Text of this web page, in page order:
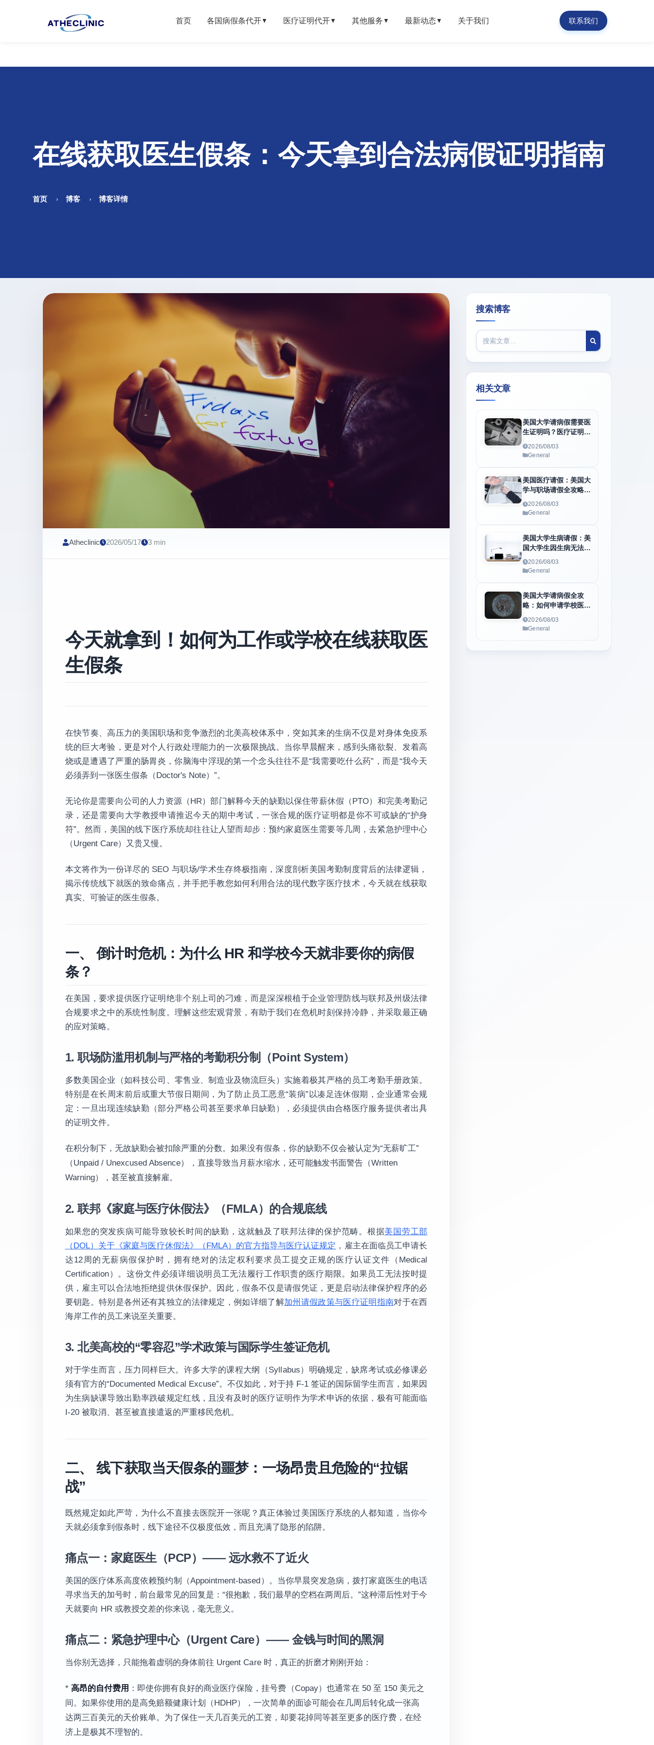
首页 各国病假条代开▼ 医疗证明代开▼ 其他服务 ▼ 最新动态▼ 关于我们 联系我们
在线获取医生假条：今天拿到合法病假证明指南
首页 博客 博客详情
Atheclinic 2026/05/17 3 min
今天就拿到！如何为工作或学校在线获取医
生假条
在快节奏、高压力的美国职场和竞争激烈的北美高校体系中，突如其来的生病不仅是对身体免疫系
统的巨大考验，更是对个人行政处理能力的一次极限挑战。当你早晨醒来，感到头痛欲裂、发着高
烧或是遭遇了严重的肠胃炎，你脑海中浮现的第一个念头往往不是“我需要吃什么药”，而是“我今天
必须弄到一张医生假条（Doctor's Note）”。
无论你是需要向公司的人力资源（HR）部门解释今天的缺勤以保住带薪休假（PTO）和完美考勤记
录，还是需要向大学教授申请推迟今天的期中考试，一张合规的医疗证明都是你不可或缺的“护身
符”。然而，美国的线下医疗系统却往往让人望而却步：预约家庭医生需要等几周，去紧急护理中心
（Urgent Care）又贵又慢。
本文将作为一份详尽的 SEO 与职场/学术生存终极指南，深度剖析美国考勤制度背后的法律逻辑，
揭示传统线下就医的致命痛点，并手把手教您如何利用合法的现代数字医疗技术，今天就在线获取
真实、可验证的医生假条。
一、 倒计时危机：为什么 HR 和学校今天就非要你的病假
条？
在美国，要求提供医疗证明绝非个别上司的刁难，而是深深根植于企业管理防线与联邦及州级法律
合规要求之中的系统性制度。理解这些宏观背景，有助于我们在危机时刻保持冷静，并采取最正确
的应对策略。
1. 职场防滥用机制与严格的考勤积分制（Point System）
多数美国企业（如科技公司、零售业、制造业及物流巨头）实施着极其严格的员工考勤手册政策。
特别是在长周末前后或重大节假日期间，为了防止员工恶意“装病”以凑足连休假期，企业通常会规
定：一旦出现连续缺勤（部分严格公司甚至要求单日缺勤），必须提供由合格医疗服务提供者出具
的证明文件。
在积分制下，无故缺勤会被扣除严重的分数。如果没有假条，你的缺勤不仅会被认定为“无薪旷工”
（Unpaid / Unexcused Absence），直接导致当月薪水缩水，还可能触发书面警告（Written
Warning），甚至被直接解雇。
2. 联邦《家庭与医疗休假法》（FMLA）的合规底线
如果您的突发疾病可能导致较长时间的缺勤，这就触及了联邦法律的保护范畴。根据美国劳工部
（DOL）关于《家庭与医疗休假法》（FMLA）的官方指导与医疗认证规定 ，雇主在面临员工申请长
达12周的无薪病假保护时，拥有绝对的法定权利要求员工提交正规的医疗认证文件（Medical
Certification）。这份文件必须详细说明员工无法履行工作职责的医疗期限。如果员工无法按时提
供，雇主可以合法地拒绝提供休假保护。因此，假条不仅是请假凭证，更是启动法律保护程序的必
要钥匙。特别是各州还有其独立的法律规定，例如详细了解加州请假政策与医疗证明指南对于在西
海岸工作的员工来说至关重要。
3. 北美高校的“零容忍”学术政策与国际学生签证危机
对于学生而言，压力同样巨大。许多大学的课程大纲（Syllabus）明确规定，缺席考试或必修课必
须有官方的“Documented Medical Excuse”。不仅如此，对于持 F-1 签证的国际留学生而言，如果因
为生病缺课导致出勤率跌破规定红线，且没有及时的医疗证明作为学术申诉的依据，极有可能面临
I-20 被取消、甚至被直接遣返的严重移民危机。
二、 线下获取当天假条的噩梦：一场昂贵且危险的“拉锯
战”
既然规定如此严苛，为什么不直接去医院开一张呢？真正体验过美国医疗系统的人都知道，当你今
天就必须拿到假条时，线下途径不仅极度低效，而且充满了隐形的陷阱。
痛点一：家庭医生（PCP）—— 远水救不了近火
美国的医疗体系高度依赖预约制（Appointment-based）。当你早晨突发急病，拨打家庭医生的电话
寻求当天的加号时，前台最常见的回复是：“很抱歉，我们最早的空档在两周后。”这种滞后性对于今
天就要向 HR 或教授交差的你来说，毫无意义。
痛点二：紧急护理中心（Urgent Care）—— 金钱与时间的黑洞
当你别无选择，只能拖着虚弱的身体前往 Urgent Care 时，真正的折磨才刚刚开始：
* 高昂的自付费用 ：即使你拥有良好的商业医疗保险，挂号费（Copay）也通常在 50 至 150 美元之
间。如果你使用的是高免赔额健康计划（HDHP），一次简单的面诊可能会在几周后转化成一张高
达两三百美元的天价账单。为了保住一天几百美元的工资，却要花掉同等甚至更多的医疗费，在经
济上是极其不理智的。
搜索博客
相关文章
美国大学请病假需要医
生证明吗？医疗证明、
全解析
2026/08/03
General
美国医疗请假：美国大
学与职场请假全攻略：
生证明及F1身份维护
2026/08/03
General
美国大学生病请假：美
国大学生因生病无法上
课怎么办？学校请假、
医疗证明与病假条申请
2026/08/03
General
美国大学请病假全攻
略：如何申请学校医疗
休假、准备医疗证明和
医生病假条
2026/08/03
General